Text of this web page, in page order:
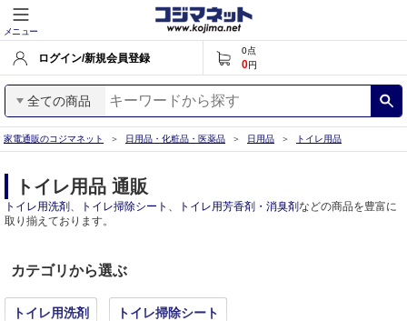
メニュー
ログイン/新規会員登録
0点
0円
全ての商品
家電通販のコジマネット 日用品・化粧品・医薬品 日用品 トイレ用品
トイレ用品 通販
トイレ用洗剤 、 トイレ掃除シート 、 トイレ用芳香剤・消臭剤などの商品を豊富に
取り揃えております。
カテゴリから選ぶ
トイレ用洗剤 トイレ掃除シート